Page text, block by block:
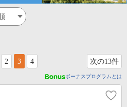
2 3 4 次の13件
ボーナスプログラムとは